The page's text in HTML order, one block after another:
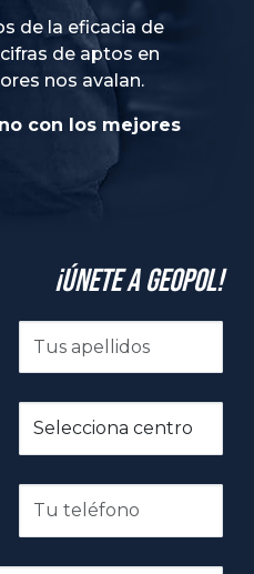
de la eficacia de
de aptos en
nos avalan.
con los mejores
¡Únete a GeoPol!